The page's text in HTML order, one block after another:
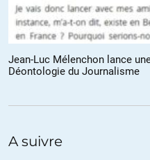
War on Truth ». Les derniers
la vérité », mais « la guerre
Remarque à effacer après
+23 ALERTER
James Whitney
Fritz, vous avez tout à fait
Jean-Luc Mélenchon lance
Déontologie du Journalisme
A suivre